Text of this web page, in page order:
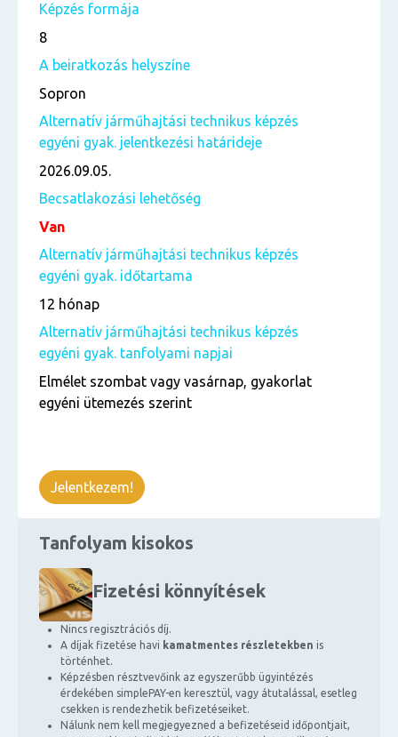
Tanfolyam kisokos
Fizetési könnyítések
Nincs regisztrációs díj.
A díjak fizetése havi kamatmentes részletekben is
történhet.
Képzésben résztvevőink az egyszerűbb ügyintézés
érdekében simplePAY-en keresztül, vagy átutalással, esetleg
csekken is rendezhetik befizetéseiket.
Nálunk nem kell megjegyezned a befizetéseid időpontjait,
Képzés formája
8
A beiratkozás helyszíne
Sopron
Alternatív járműhajtási technikus képzés
egyéni gyak. jelentkezési határideje
2026.09.05.
Becsatlakozási lehetőség
Van
Alternatív járműhajtási technikus képzés
egyéni gyak. időtartama
12 hónap
Alternatív járműhajtási technikus képzés
egyéni gyak. tanfolyami napjai
Elmélet szombat vagy vasárnap, gyakorlat
egyéni ütemezés szerint
Jelentkezem!